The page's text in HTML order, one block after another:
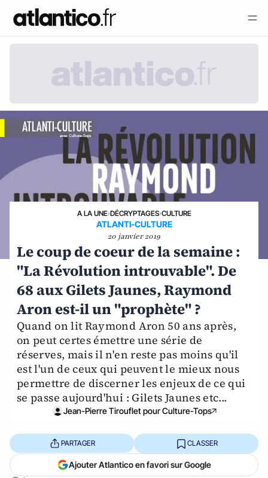
A LA UNE›DÉCRYPTAGES›CULTURE
ATLANTI-CULTURE
20 janvier 2019
Le coup de coeur de la semaine :
"La Révolution introuvable". De
68 aux Gilets Jaunes, Raymond
Aron est-il un "prophète" ?
Quand on lit Raymond Aron 50 ans après,
on peut certes émettre une série de
réserves, mais il n'en reste pas moins qu'il
est l'un de ceux qui peuvent le mieux nous
permettre de discerner les enjeux de ce qui
se passe aujourd'hui : Gilets Jaunes etc...
Jean-Pierre Tirouflet pour Culture-Tops
PARTAGER CLASSER
Ajouter Atlantico en favori sur Google